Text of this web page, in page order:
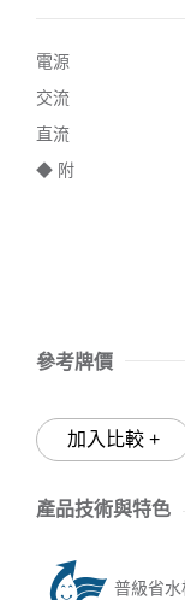
電源
交流
直流
◆ 附
參考牌價
加入比較 +
產品技術與特色
普級省水